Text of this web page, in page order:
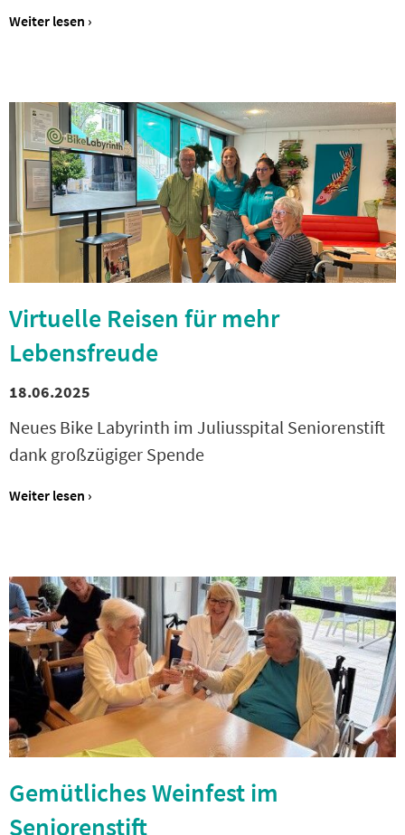
Weiter lesen ›
Virtuelle Reisen für mehr
Lebensfreude
18.06.2025
Neues Bike Labyrinth im Juliusspital Seniorenstift
dank großzügiger Spende
Weiter lesen ›
Gemütliches Weinfest im
Seniorenstift